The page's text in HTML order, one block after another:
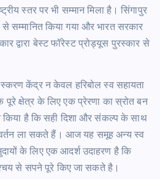
स्तर पर भी सम्मान मिला है। सिंगापुर
से सम्मानित किया गया और भारत सरकार
द्वारा बेस्ट फॉरेस्ट प्रोड्यूस पुरस्कार से
केंद्र न केवल हरिबोल स्व सहायता
क्षेत्र के लिए एक प्रेरणा का स्रोत बन
है कि सही दिशा और संकल्प के साथ
ला सकते हैं। आज यह समूह अन्य स्व
के लिए एक आदर्श उदाहरण है कि
से सपने पूरे किए जा सकते है।